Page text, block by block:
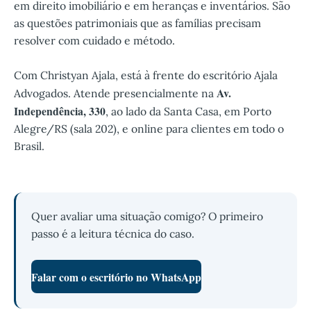
em direito imobiliário e em heranças e inventários. São
as questões patrimoniais que as famílias precisam
resolver com cuidado e método.
Com Christyan Ajala, está à frente do escritório Ajala
Advogados. Atende presencialmente na Av.
Independência, 330, ao lado da Santa Casa, em Porto
Alegre/RS (sala 202), e online para clientes em todo o
Brasil.
Quer avaliar uma situação comigo? O primeiro
passo é a leitura técnica do caso.
Falar com o escritório no WhatsApp